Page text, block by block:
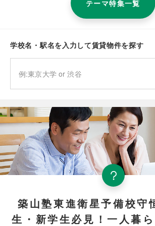
テーマ特集一覧
学校名・駅名を入力して賃貸物件を探す
築山塾東進衛星予備校守
生・新学生必見！一人暮